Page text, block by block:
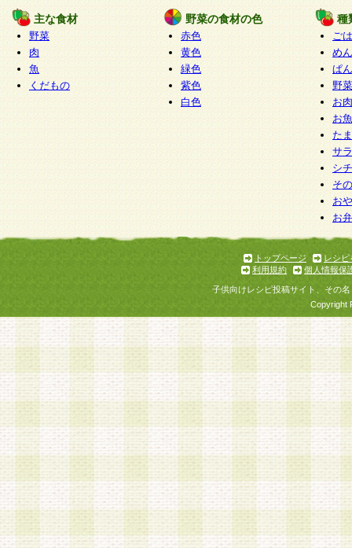
主な食材
野菜
肉
魚
くだもの
野菜の食材の色
赤色
黄色
緑色
紫色
白色
種
ご
めん
ぱん
野
お
お
た
サ
シ
そ
お
お
トップページ
レシピ
利用規約
個人情報保
子供向けレシピ投稿サイト、その
Copyright